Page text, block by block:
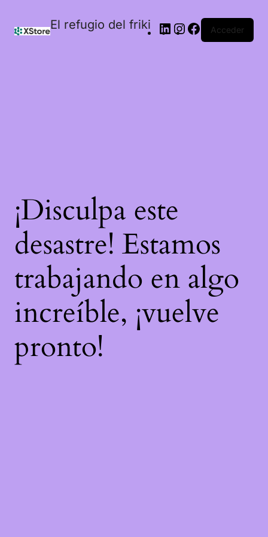
El refugio del friki Acceder
¡Disculpa este
desastre! Estamos
trabajando en algo
increíble, ¡vuelve
pronto!